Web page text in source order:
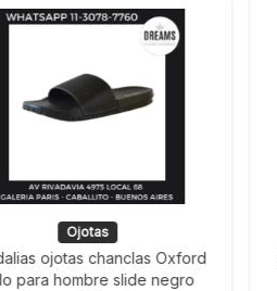
Ojotas
ojotas chanclas Oxford
para hombre slide negro